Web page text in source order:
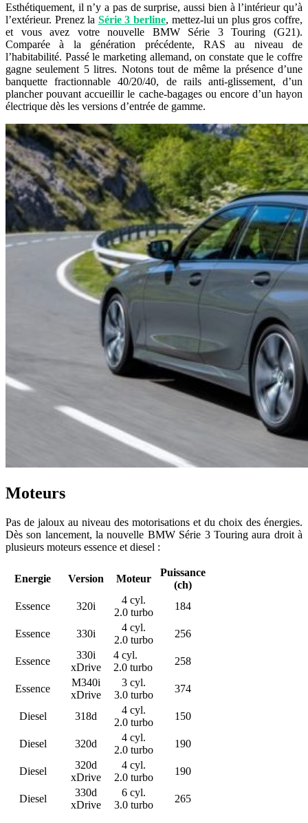
Esthétiquement, il n’y a pas de surprise, aussi bien à l’intérieur qu’à
l’extérieur. Prenez la Série 3 berline, mettez-lui un plus gros coffre,
et vous avez votre nouvelle BMW Série 3 Touring (G21).
Comparée à la génération précédente, RAS au niveau de
l’habitabilité. Passé le marketing allemand, on constate que le coffre
gagne seulement 5 litres. Notons tout de même la présence d’une
banquette fractionnable 40/20/40, de rails anti-glissement, d’un
plancher pouvant accueillir le cache-bagages ou encore d’un hayon
électrique dès les versions d’entrée de gamme.
Moteurs
Pas de jaloux au niveau des motorisations et du choix des énergies.
Dès son lancement, la nouvelle BMW Série 3 Touring aura droit à
plusieurs moteurs essence et diesel :
Energie Version Moteur
Puissance
(ch)
Essence
320i
4 cyl.
2.0 turbo
184
Essence 330i
4 cyl.
2.0 turbo
256
Essence
330i
xDrive
4 cyl.
2.0 turbo
258
Essence
M340i
xDrive
3 cyl.
3.0 turbo
374
Diesel 318d
4 cyl.
2.0 turbo
150
Diesel 320d
4 cyl.
2.0 turbo
190
Diesel
320d
xDrive
4 cyl.
2.0 turbo
190
Diesel
330d
xDrive
6 cyl.
3.0 turbo
265